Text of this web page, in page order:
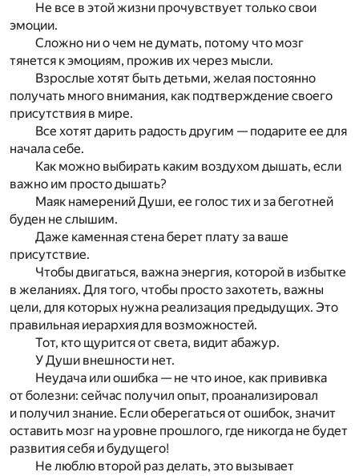
Не все в этой жизни прочувствует только свои
эмоции.
Сложно ни о чем не думать, потому что мозг
тянется к эмоциям, прожив их через мысли.
Взрослые хотят быть детьми, желая постоянно
получать много внимания, как подтверждение своего
присутствия в мире.
Все хотят дарить радость другим — подарите ее для
начала себе.
Как можно выбирать каким воздухом дышать, если
важно им просто дышать?
Маяк намерений Души, ее голос тих и за беготней
буден не слышим.
Даже каменная стена берет плату за ваше
присутствие.
Чтобы двигаться, важна энергия, которой в избытке
в желаниях. Для того, чтобы просто захотеть, важны
цели, для которых нужна реализация предыдущих. Это
правильная иерархия для возможностей.
Тот, кто щурится от света, видит абажур.
У Души внешности нет.
Неудача или ошибка — не что иное, как прививка
от болезни: сейчас получил опыт, проанализировал
и получил знание. Если оберегаться от ошибок, значит
оставить мозг на уровне прошлого, где никогда не будет
развития себя и будущего!
Не люблю второй раз делать, это вызывает